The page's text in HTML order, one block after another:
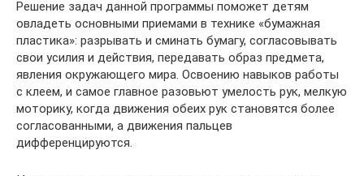
Решение задач данной программы поможет детям
овладеть основными приемами в технике «бумажная
пластика»: разрывать и сминать бумагу, согласовывать
свои усилия и действия, передавать образ предмета,
явления окружающего мира. Освоению навыков работы
с клеем, и самое главное разовьют умелость рук, мелкую
моторику, когда движения обеих рук становятся более
согласованными, а движения пальцев
дифференцируются.